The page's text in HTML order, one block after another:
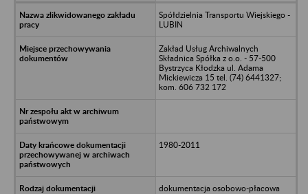
Spółdzielnia Transportu Wiejskiego -
LUBIN
Zakład Usług Archiwalnych
Składnica Spółka z o.o. - 57-500
Bystrzyca Kłodzka ul. Adama
Mickiewicza 15 tel. (74) 6441327;
kom. 606 732 172
1980-2011
dokumentacja osobowo-płacowa